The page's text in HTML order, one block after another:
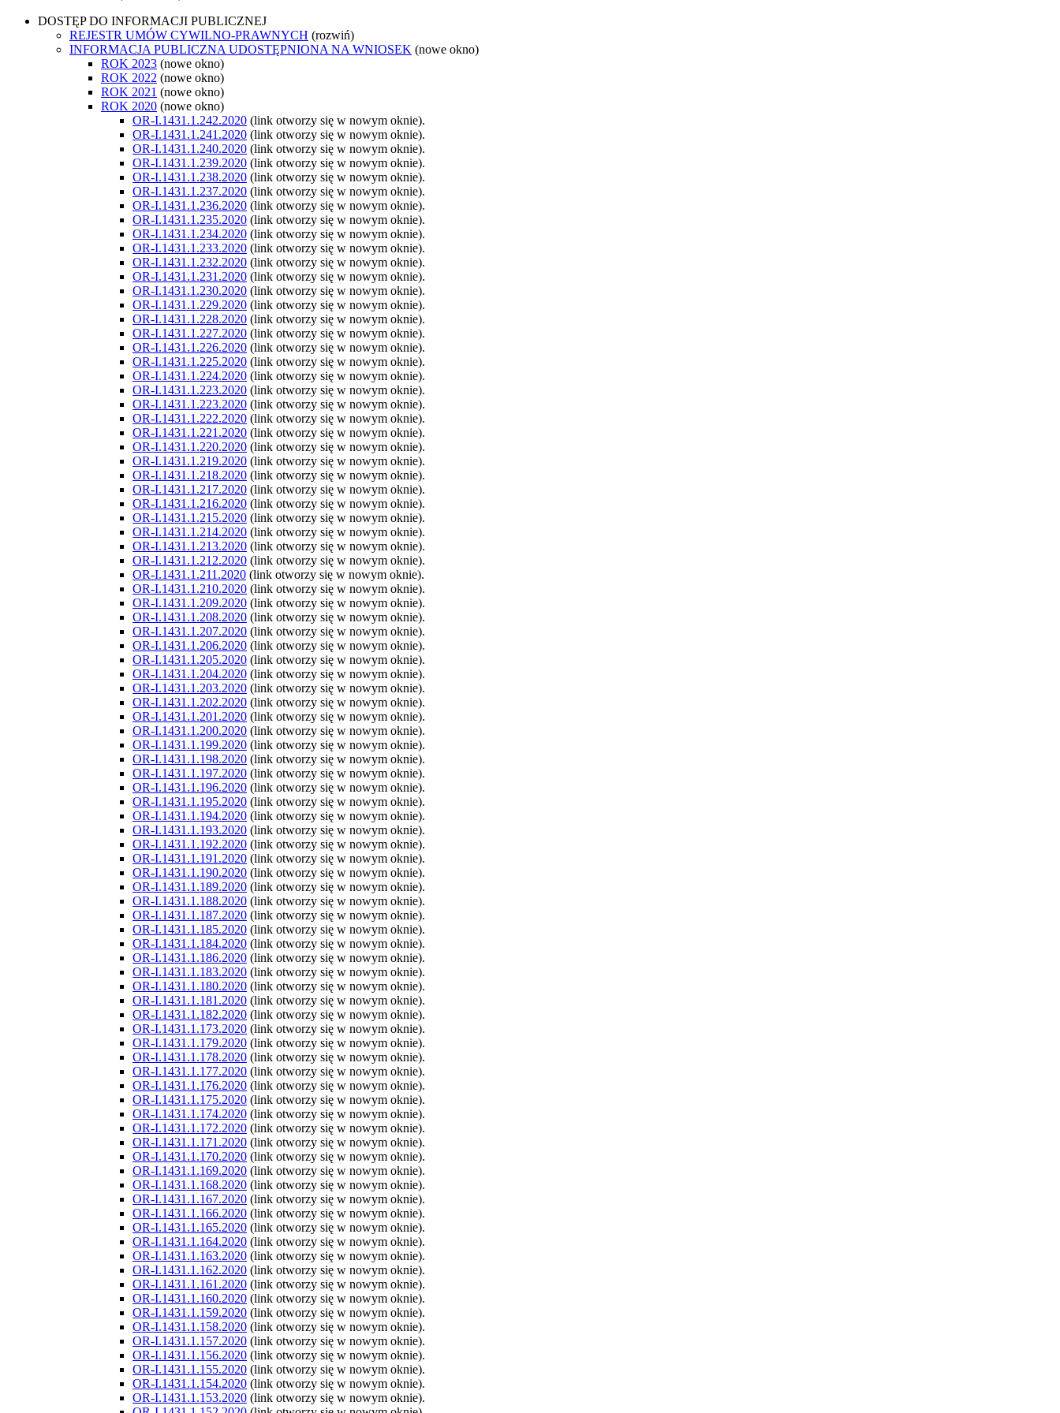
DOSTĘP DO INFORMACJI PUBLICZNEJ
REJESTR UMÓW CYWILNO-PRAWNYCH (rozwiń)
INFORMACJA PUBLICZNA UDOSTĘPNIONA NA WNIOSEK (nowe okno)
ROK 2023 (nowe okno)
ROK 2022 (nowe okno)
ROK 2021 (nowe okno)
ROK 2020 (nowe okno)
OR-I.1431.1.242.2020 (link otworzy się w nowym oknie).
OR-I.1431.1.241.2020 (link otworzy się w nowym oknie).
OR-I.1431.1.240.2020 (link otworzy się w nowym oknie).
OR-I.1431.1.239.2020 (link otworzy się w nowym oknie).
OR-I.1431.1.238.2020 (link otworzy się w nowym oknie).
OR-I.1431.1.237.2020 (link otworzy się w nowym oknie).
OR-I.1431.1.236.2020 (link otworzy się w nowym oknie).
OR-I.1431.1.235.2020 (link otworzy się w nowym oknie).
OR-I.1431.1.234.2020 (link otworzy się w nowym oknie).
OR-I.1431.1.233.2020 (link otworzy się w nowym oknie).
OR-I.1431.1.232.2020 (link otworzy się w nowym oknie).
OR-I.1431.1.231.2020 (link otworzy się w nowym oknie).
OR-I.1431.1.230.2020 (link otworzy się w nowym oknie).
OR-I.1431.1.229.2020 (link otworzy się w nowym oknie).
OR-I.1431.1.228.2020 (link otworzy się w nowym oknie).
OR-I.1431.1.227.2020 (link otworzy się w nowym oknie).
OR-I.1431.1.226.2020 (link otworzy się w nowym oknie).
OR-I.1431.1.225.2020 (link otworzy się w nowym oknie).
OR-I.1431.1.224.2020 (link otworzy się w nowym oknie).
OR-I.1431.1.223.2020 (link otworzy się w nowym oknie).
OR-I.1431.1.223.2020 (link otworzy się w nowym oknie).
OR-I.1431.1.222.2020 (link otworzy się w nowym oknie).
OR-I.1431.1.221.2020 (link otworzy się w nowym oknie).
OR-I.1431.1.220.2020 (link otworzy się w nowym oknie).
OR-I.1431.1.219.2020 (link otworzy się w nowym oknie).
OR-I.1431.1.218.2020 (link otworzy się w nowym oknie).
OR-I.1431.1.217.2020 (link otworzy się w nowym oknie).
OR-I.1431.1.216.2020 (link otworzy się w nowym oknie).
OR-I.1431.1.215.2020 (link otworzy się w nowym oknie).
OR-I.1431.1.214.2020 (link otworzy się w nowym oknie).
OR-I.1431.1.213.2020 (link otworzy się w nowym oknie).
OR-I.1431.1.212.2020 (link otworzy się w nowym oknie).
OR-I.1431.1.211.2020 (link otworzy się w nowym oknie).
OR-I.1431.1.210.2020 (link otworzy się w nowym oknie).
OR-I.1431.1.209.2020 (link otworzy się w nowym oknie).
OR-I.1431.1.208.2020 (link otworzy się w nowym oknie).
OR-I.1431.1.207.2020 (link otworzy się w nowym oknie).
OR-I.1431.1.206.2020 (link otworzy się w nowym oknie).
OR-I.1431.1.205.2020 (link otworzy się w nowym oknie).
OR-I.1431.1.204.2020 (link otworzy się w nowym oknie).
OR-I.1431.1.203.2020 (link otworzy się w nowym oknie).
OR-I.1431.1.202.2020 (link otworzy się w nowym oknie).
OR-I.1431.1.201.2020 (link otworzy się w nowym oknie).
OR-I.1431.1.200.2020 (link otworzy się w nowym oknie).
OR-I.1431.1.199.2020 (link otworzy się w nowym oknie).
OR-I.1431.1.198.2020 (link otworzy się w nowym oknie).
OR-I.1431.1.197.2020 (link otworzy się w nowym oknie).
OR-I.1431.1.196.2020 (link otworzy się w nowym oknie).
OR-I.1431.1.195.2020 (link otworzy się w nowym oknie).
OR-I.1431.1.194.2020 (link otworzy się w nowym oknie).
OR-I.1431.1.193.2020 (link otworzy się w nowym oknie).
OR-I.1431.1.192.2020 (link otworzy się w nowym oknie).
OR-I.1431.1.191.2020 (link otworzy się w nowym oknie).
OR-I.1431.1.190.2020 (link otworzy się w nowym oknie).
OR-I.1431.1.189.2020 (link otworzy się w nowym oknie).
OR-I.1431.1.188.2020 (link otworzy się w nowym oknie).
OR-I.1431.1.187.2020 (link otworzy się w nowym oknie).
OR-I.1431.1.185.2020 (link otworzy się w nowym oknie).
OR-I.1431.1.184.2020 (link otworzy się w nowym oknie).
OR-I.1431.1.186.2020 (link otworzy się w nowym oknie).
OR-I.1431.1.183.2020 (link otworzy się w nowym oknie).
OR-I.1431.1.180.2020 (link otworzy się w nowym oknie).
OR-I.1431.1.181.2020 (link otworzy się w nowym oknie).
OR-I.1431.1.182.2020 (link otworzy się w nowym oknie).
OR-I.1431.1.173.2020 (link otworzy się w nowym oknie).
OR-I.1431.1.179.2020 (link otworzy się w nowym oknie).
OR-I.1431.1.178.2020 (link otworzy się w nowym oknie).
OR-I.1431.1.177.2020 (link otworzy się w nowym oknie).
OR-I.1431.1.176.2020 (link otworzy się w nowym oknie).
OR-I.1431.1.175.2020 (link otworzy się w nowym oknie).
OR-I.1431.1.174.2020 (link otworzy się w nowym oknie).
OR-I.1431.1.172.2020 (link otworzy się w nowym oknie).
OR-I.1431.1.171.2020 (link otworzy się w nowym oknie).
OR-I.1431.1.170.2020 (link otworzy się w nowym oknie).
OR-I.1431.1.169.2020 (link otworzy się w nowym oknie).
OR-I.1431.1.168.2020 (link otworzy się w nowym oknie).
OR-I.1431.1.167.2020 (link otworzy się w nowym oknie).
OR-I.1431.1.166.2020 (link otworzy się w nowym oknie).
OR-I.1431.1.165.2020 (link otworzy się w nowym oknie).
OR-I.1431.1.164.2020 (link otworzy się w nowym oknie).
OR-I.1431.1.163.2020 (link otworzy się w nowym oknie).
OR-I.1431.1.162.2020 (link otworzy się w nowym oknie).
OR-I.1431.1.161.2020 (link otworzy się w nowym oknie).
OR-I.1431.1.160.2020 (link otworzy się w nowym oknie).
OR-I.1431.1.159.2020 (link otworzy się w nowym oknie).
OR-I.1431.1.158.2020 (link otworzy się w nowym oknie).
OR-I.1431.1.157.2020 (link otworzy się w nowym oknie).
OR-I.1431.1.156.2020 (link otworzy się w nowym oknie).
OR-I.1431.1.155.2020 (link otworzy się w nowym oknie).
OR-I.1431.1.154.2020 (link otworzy się w nowym oknie).
OR-I.1431.1.153.2020 (link otworzy się w nowym oknie).